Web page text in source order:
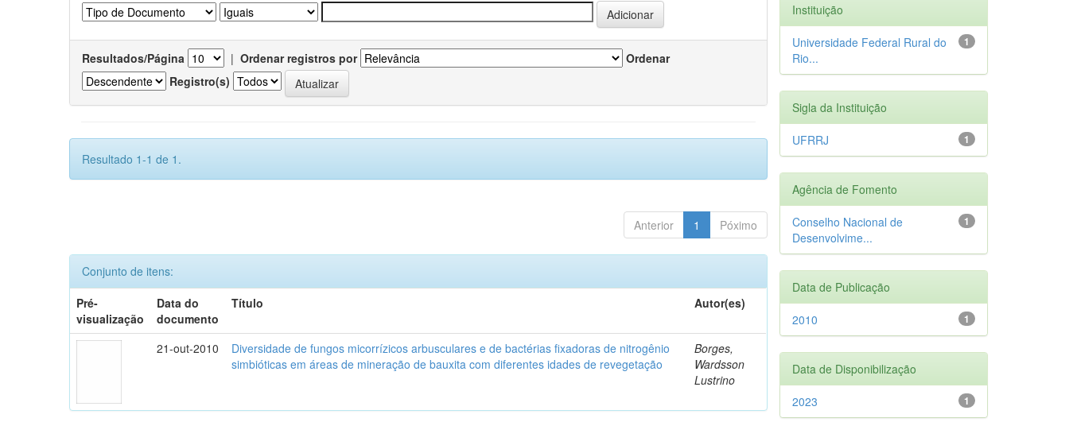
Resultados/Página | Ordenar registros por
Ordenar
Registro(s)
Resultado 1-1 de 1.
Anterior 1 Póximo
Conjunto de itens:
Pré-
visualização
Data do
documento
Título Autor(es)
21-out-2010
Diversidade de fungos micorrízicos arbusculares e de bactérias fixadoras de nitrogênio
simbióticas em áreas de mineração de bauxita com diferentes idades de revegetação
Borges,
Wardsson
Lustrino
Instituição
1
Universidade Federal Rural do
Rio...
Sigla da Instituição
1
UFRRJ
Agência de Fomento
1
Conselho Nacional de
Desenvolvime...
Data de Publicação
1
2010
Data de Disponibilização
1
2023